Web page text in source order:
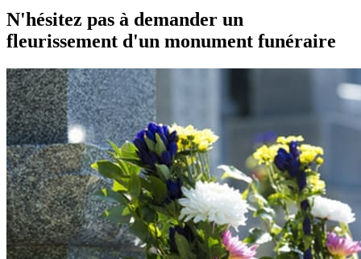
N'hésitez pas à demander un
fleurissement d'un monument funéraire